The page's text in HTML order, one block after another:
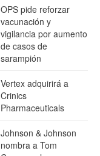
OPS pide reforzar
vacunación y
vigilancia por aumento
de casos de
sarampión
Vertex adquirirá a
Crinics
Pharmaceuticals
Johnson & Johnson
nombra a Tom